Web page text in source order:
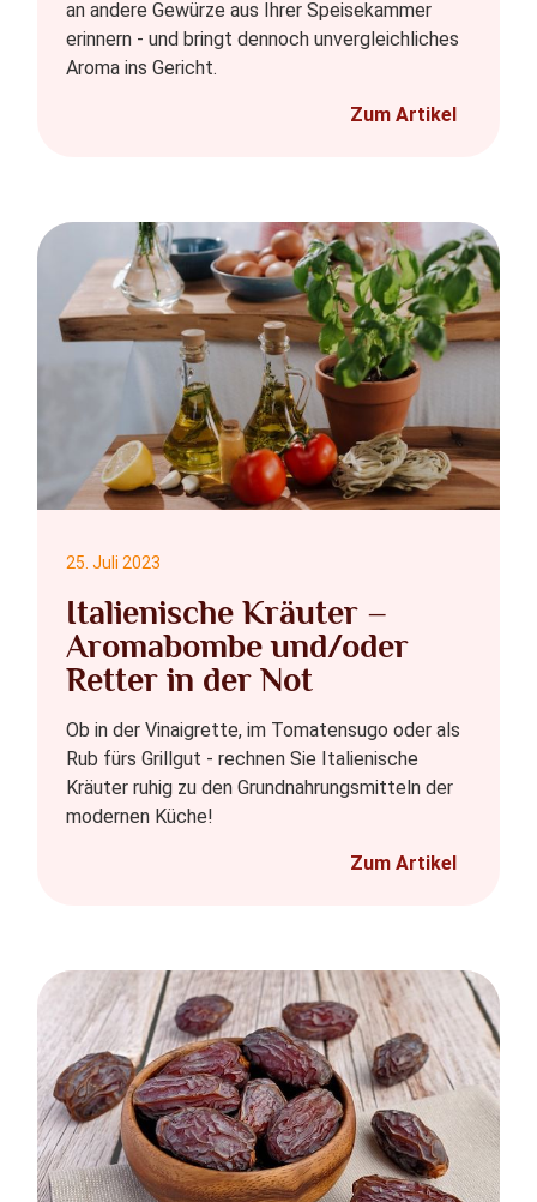
an andere Gewürze aus Ihrer Speisekammer
erinnern - und bringt dennoch unvergleichliches
Aroma ins Gericht.
Zum Artikel
Italienische Kräuter –
Aromabombe und/oder
Retter in der Not
25. Juli 2023
Ob in der Vinaigrette, im Tomatensugo oder als
Rub fürs Grillgut - rechnen Sie Italienische
Kräuter ruhig zu den Grundnahrungsmitteln der
modernen Küche!
Zum Artikel